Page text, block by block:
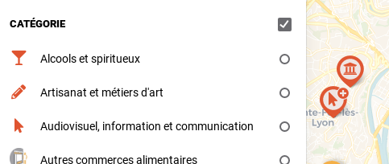
CATÉGORIE
Alcools et spiritueux
Artisanat et métiers d'art
Audiovisuel, information et communication
Autres commerces alimentaires